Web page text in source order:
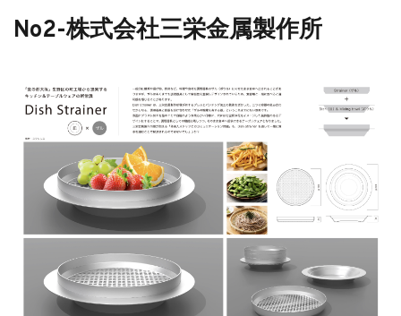
No2-株式会社三栄金属製作所